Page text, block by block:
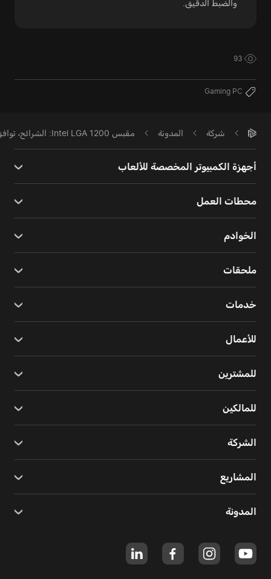
والضبط الدقيق.
93
Gaming PC
شركة المدونة مقبس Intel LGA 1200: الشرائح، توافق المعالجات، وجدوى الشراء
أجهزة الكمبيوتر المخصصة للألعاب
محطات العمل
الخوادم
ملحقات
خدمات
للأعمال
للمشترين
للمالكين
الشركة
المشاريع
المدونة